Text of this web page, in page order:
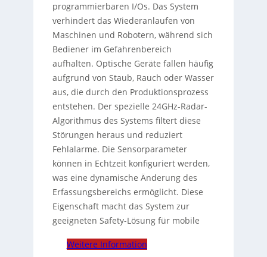
programmierbaren I/Os. Das System
verhindert das Wiederanlaufen von
Maschinen und Robotern, während sich
Bediener im Gefahrenbereich
aufhalten. Optische Geräte fallen häufig
aufgrund von Staub, Rauch oder Wasser
aus, die durch den Produktionsprozess
entstehen. Der spezielle 24GHz-Radar-
Algorithmus des Systems filtert diese
Störungen heraus und reduziert
Fehlalarme. Die Sensorparameter
können in Echtzeit konfiguriert werden,
was eine dynamische Änderung des
Erfassungsbereichs ermöglicht. Diese
Eigenschaft macht das System zur
geeigneten Safety-Lösung für mobile
Weitere Information